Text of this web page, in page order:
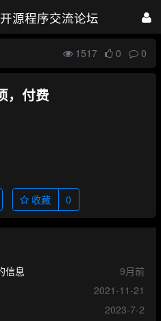
源程序交流论坛
1517 0 0
，付费
收藏 0
信息
9月前
2021-11-21
2023-7-2